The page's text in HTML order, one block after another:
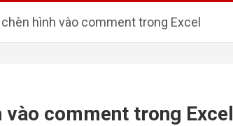
hình vào comment trong Excel
vào comment trong Excel